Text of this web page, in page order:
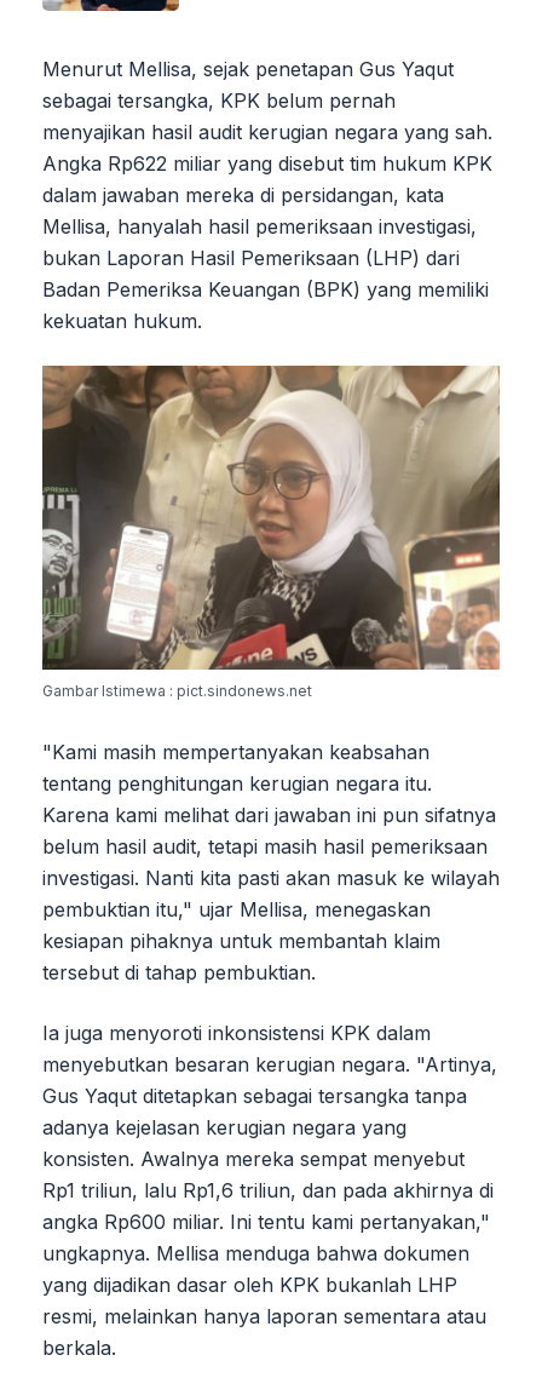
Menurut Mellisa, sejak penetapan Gus Yaqut
sebagai tersangka, KPK belum pernah
menyajikan hasil audit kerugian negara yang sah.
Angka Rp622 miliar yang disebut tim hukum KPK
dalam jawaban mereka di persidangan, kata
Mellisa, hanyalah hasil pemeriksaan investigasi,
bukan Laporan Hasil Pemeriksaan (LHP) dari
Badan Pemeriksa Keuangan (BPK) yang memiliki
kekuatan hukum.
Gambar Istimewa : pict.sindonews.net
"Kami masih mempertanyakan keabsahan
tentang penghitungan kerugian negara itu.
Karena kami melihat dari jawaban ini pun sifatnya
belum hasil audit, tetapi masih hasil pemeriksaan
investigasi. Nanti kita pasti akan masuk ke wilayah
pembuktian itu," ujar Mellisa, menegaskan
kesiapan pihaknya untuk membantah klaim
tersebut di tahap pembuktian.
Ia juga menyoroti inkonsistensi KPK dalam
menyebutkan besaran kerugian negara. "Artinya,
Gus Yaqut ditetapkan sebagai tersangka tanpa
adanya kejelasan kerugian negara yang
konsisten. Awalnya mereka sempat menyebut
Rp1 triliun, lalu Rp1,6 triliun, dan pada akhirnya di
angka Rp600 miliar. Ini tentu kami pertanyakan,"
ungkapnya. Mellisa menduga bahwa dokumen
yang dijadikan dasar oleh KPK bukanlah LHP
resmi, melainkan hanya laporan sementara atau
berkala.